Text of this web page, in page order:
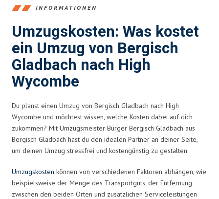
INFORMATIONEN
Umzugskosten: Was kostet
ein Umzug von Bergisch
Gladbach nach High
Wycombe
Du planst einen Umzug von Bergisch Gladbach nach High
Wycombe und möchtest wissen, welche Kosten dabei auf dich
zukommen? Mit Umzugsmeister Bürger Bergisch Gladbach aus
Bergisch Gladbach hast du den idealen Partner an deiner Seite,
um deinen Umzug stressfrei und kostengünstig zu gestalten.
Umzugskosten können von verschiedenen Faktoren abhängen, wie
beispielsweise der Menge des Transportguts, der Entfernung
zwischen den beiden Orten und zusätzlichen Serviceleistungen